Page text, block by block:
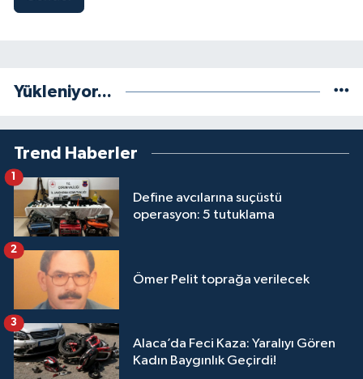
Yükleniyor...
Trend Haberler
Define avcılarına suçüstü
operasyon: 5 tutuklama
1
Ömer Pelit toprağa verilecek
2
Alaca’da Feci Kaza: Yaralıyı Gören
Kadın Baygınlık Geçirdi!
3